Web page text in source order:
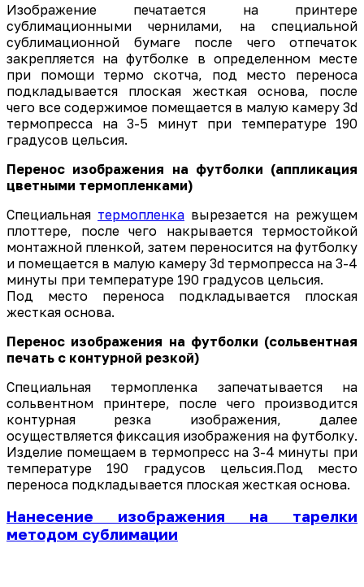
Изображение печатается на принтере
сублимационными чернилами, на специальной
сублимационной бумаге после чего отпечаток
закрепляется на футболке в определенном месте
при помощи термо скотча, под место переноса
подкладывается плоская жесткая основа, после
чего все содержимое помещается в малую камеру 3d
термопресса на 3-5 минут при температуре 190
градусов цельсия.
Перенос изображения на футболки (аппликация
цветными термопленками)
Специальная термопленка вырезается на режущем
плоттере, после чего накрывается термостойкой
монтажной пленкой, затем переносится на футболку
и помещается в малую камеру 3d термопресса на 3-4
минуты при температуре 190 градусов цельсия.
Под место переноса подкладывается плоская
жесткая основа.
Перенос изображения на футболки (сольвентная
печать с контурной резкой)
Специальная термопленка запечатывается на
сольвентном принтере, после чего производится
контурная резка изображения, далее
осуществляется фиксация изображения на футболку.
Изделие помещаем в термопресс на 3-4 минуты при
температуре 190 градусов цельсия.Под место
переноса подкладывается плоская жесткая основа.
Нанесение изображения на тарелки
методом сублимации